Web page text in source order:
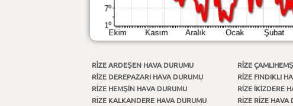
RIZE ARDEŞEN HAVA DURUMU RIZE
RIZE DEREPAZARI HAVA DURUMU
RIZE FINDIKLI
RIZE HEMŞİN HAVA DURUMU
RIZE İKİZDERE
RIZE KALKANDERE HAVA DURUMU
RIZE RİZE HAVA